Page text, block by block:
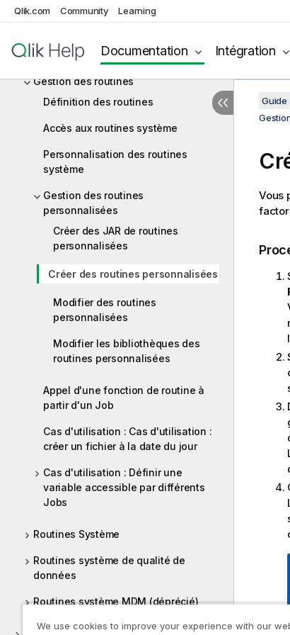
Qlik.com Community Learning
Documentation Intégration
Gestion des métadonnées dans le
Utilisation des routines
Gestion des routines
Définition des routines
Accès aux routines système
Personnalisation des routines
système
Gestion des routines
personnalisées
Créer des JAR de routines
personnalisées
Créer des routines personnalisées
Modifier des routines
personnalisées
Modifier les bibliothèques des
routines personnalisées
Appel d'une fonction de routine à
partir d'un Job
Cas d'utilisation : Cas d'utilisation :
créer un fichier à la date du jour
Cas d'utilisation : Définir une
variable accessible par différents
Jobs
Routines Système
Routines système de qualité de
données
Routines système MDM (déprécié)
Guide
Vous
We use cookies to improve your experience with our